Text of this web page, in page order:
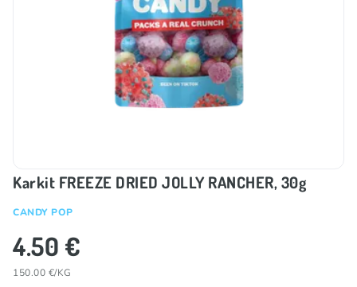
Karkit FREEZE DRIED JOLLY RANCHER, 30g
CANDY POP
4.50 €
150.00 €/KG